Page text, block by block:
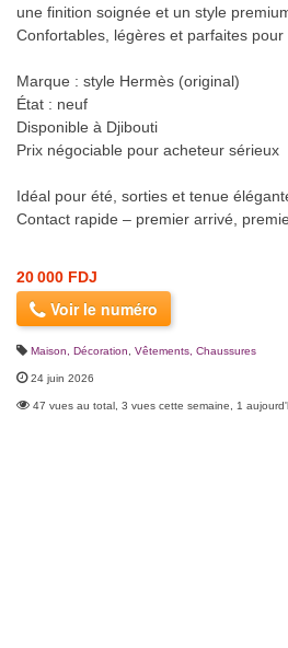
une finition soignée et un style
Confortables, légères et parfaites pour
Marque : style Hermès (original)
État : neuf
Disponible à Djibouti
Prix négociable pour acheteur sérieux
Idéal pour été, sorties et tenue
Contact rapide – premier arrivé,
20 000 FDJ
Voir le numéro
Maison, Décoration Vêtements, Chaussures
24 juin 2026
47 vues au total, 3 vues cette semaine, 1